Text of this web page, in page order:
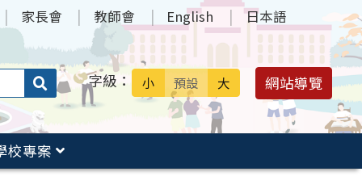
家長會 教師會 English 日本語
搜
送出 字級： 小 預設 大 網站導覽
校專案